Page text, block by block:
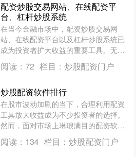
配资炒股交易网站、在线配资平
台、杠杆炒股系统
在当今金融市场中，配资炒股交易网
站、在线配资平台以及杠杆炒股系统已
成为投资者扩大收益的重要工具。无论
您是初入股市的新手，还是经验丰富的
老手，了解这些平台和系统的....
阅读： 72 栏目： 炒股配资门户
炒股配资软件排行
在股市波动加剧的当下，合理利用配资
工具放大收益成为不少投资者的选择。
然而，面对市场上琳琅满目的配资软
件，如何筛选出安全、合规且功能强大
的平台？本文基于用户口碑、....
阅读： 134 栏目： 炒股配资门户